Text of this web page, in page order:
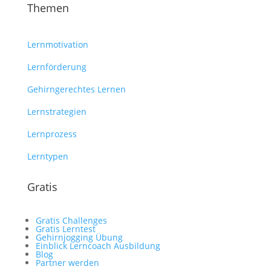
Themen
Lernmotivation
Lernförderung
Gehirngerechtes Lernen
Lernstrategien
Lernprozess
Lerntypen
Gratis
Gratis Challenges
Gratis Lerntest
Gehirnjogging Übung
Einblick Lerncoach Ausbildung
Blog
Partner werden